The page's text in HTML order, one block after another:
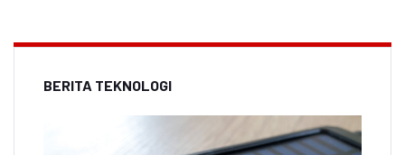
BERITA TEKNOLOGI